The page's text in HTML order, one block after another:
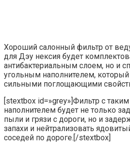
Хороший салонный фильтр от
для Дэу нексия будет
антибактериальным слоем, но и
угольным наполнителем, который
сильными поглощающими
[stextbox id=»grey»]Фильтр с
наполнителем будет не только
пыли и грязи с дороги, но и
запахи и нейтрализовать
соседей по дороге.[/stextbox]